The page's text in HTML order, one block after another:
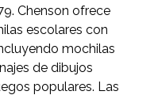
Chenson ofrece
escolares con
mochilas
de dibujos
populares. Las